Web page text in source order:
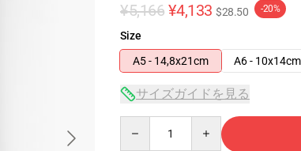
¥5,166 ¥4,133 $28.50 -20%
Size
A5 - 14,8x21cm
A6 - 10x14cm
サイズガイドを見る